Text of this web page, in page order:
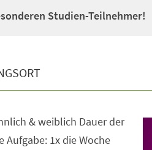
Studien-Teilnehmer!
& weiblich Dauer der
Aufgabe: 1x die Woche